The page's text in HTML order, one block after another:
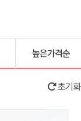
높은가격순
초기화